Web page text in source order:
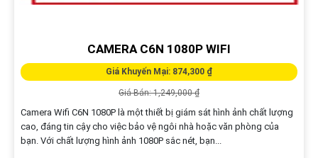
CAMERA C6N 1080P WIFI
Giá Khuyến Mại: 874,300 ₫
Giá Bán: 1,249,000 ₫
Camera Wifi C6N 1080P là một thiết bị giám sát hình ảnh chất lượng
cao, đáng tin cậy cho việc bảo vệ ngôi nhà hoặc văn phòng của
bạn. Với chất lượng hình ảnh 1080P sắc nét, bạn...